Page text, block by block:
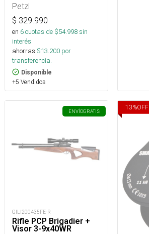
Petzl
$ 329.990
en 6cuotas de $54.998sin
interés
ahorras $13.200 por
transferencia.
Disponible
+5 Vendidos
ENVÍOGRATIS
GILI200435FE-R
Rifle PCP Brigadier +
Visor 3-9x40WR
13%OFF